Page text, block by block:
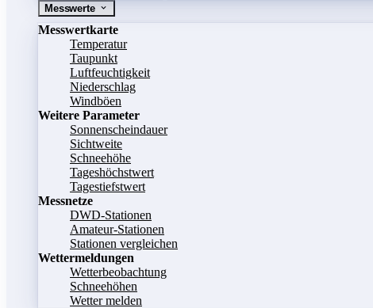
Messwerte
Messwertkarte
Temperatur
Taupunkt
Luftfeuchtigkeit
Niederschlag
Windböen
Weitere Parameter
Sonnenscheindauer
Sichtweite
Schneehöhe
Tageshöchstwert
Tagestiefstwert
Messnetze
DWD-Stationen
Amateur-Stationen
Stationen vergleichen
Wettermeldungen
Wetterbeobachtung
Schneehöhen
Wetter melden